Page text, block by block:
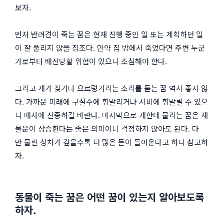
보자.
먼저 반려견이 죽는 꿈은 현재 진행 중인 일 또는 계획하던 일
이 잘 풀리지 않을 징조다. 만약 집 밖에서 죽었다면 주변 누군
가로부터 배신당할 위험이 있으니 조심해야 한다.
그리고 개가 짖거나 으르렁거리는 소리를 듣는 꿈 역시 좋지 않
다. 가까운 미래에 구설수에 휘말리거나 시비에 휘말릴 수 있으
니 매사에 신중하길 바란다. 마지막으로 개한테 물리는 꿈은 재
물운이 상승한다는 좋은 의미이니 걱정하지 않아도 된다. 다
만 물린 상처가 깊을수록 더 많은 돈이 들어온다고 하니 참고하
자.
동물이 죽는 꿈은 어떤 꿈이 있는지 알아보도록
하자.